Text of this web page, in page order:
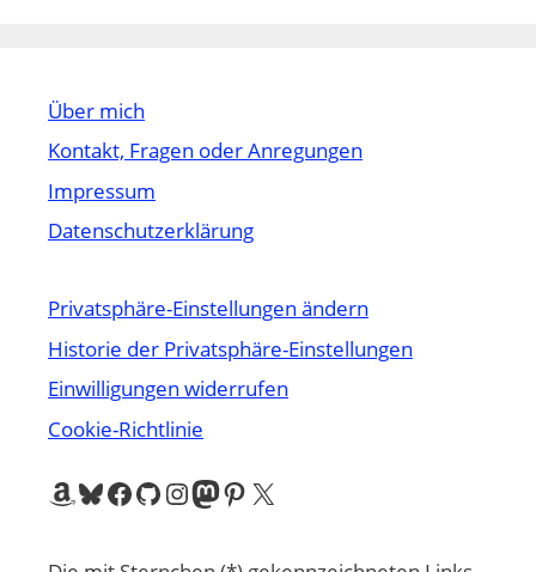
Über mich
Kontakt, Fragen oder Anregungen
Impressum
Datenschutzerklärung
Privatsphäre-Einstellungen ändern
Historie der Privatsphäre-Einstellungen
Einwilligungen widerrufen
Cookie-Richtlinie
Amazon
Bluesky
Facebook
GitHub
Instagram
Mastodon
Pinterest
X